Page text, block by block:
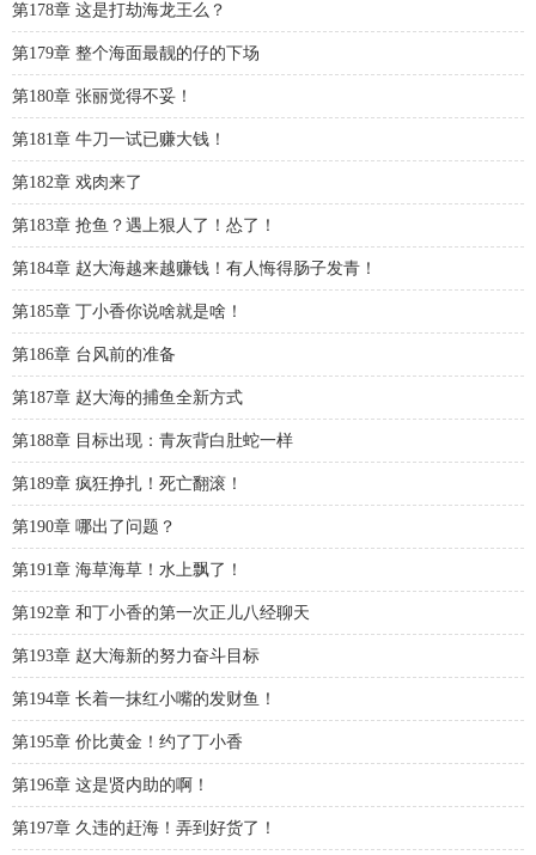
第178章 这是打劫海龙王么？
第179章 整个海面最靓的仔的下场
第180章 张丽觉得不妥！
第181章 牛刀一试已赚大钱！
第182章 戏肉来了
第183章 抢鱼？遇上狠人了！怂了！
第184章 赵大海越来越赚钱！有人悔得肠子发青！
第185章 丁小香你说啥就是啥！
第186章 台风前的准备
第187章 赵大海的捕鱼全新方式
第188章 目标出现：青灰背白肚蛇一样
第189章 疯狂挣扎！死亡翻滚！
第190章 哪出了问题？
第191章 海草海草！水上飘了！
第192章 和丁小香的第一次正儿八经聊天
第193章 赵大海新的努力奋斗目标
第194章 长着一抹红小嘴的发财鱼！
第195章 价比黄金！约了丁小香
第196章 这是贤内助的啊！
第197章 久违的赶海！弄到好货了！